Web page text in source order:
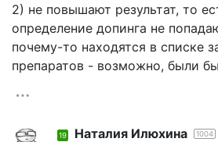
2) не повышают результат, то
определение допинга не
почему-то находятся в списке
препаратов - возможно, были
19 Наталия Илюхина 1004